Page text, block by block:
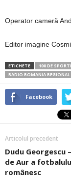
Operator cameră
Editor imagine
ETICHETE 100 DE
RADIO ROMANIA REGIONAL
Facebook
Articolul precedent
Dudu Georgescu
de Aur a
românesc